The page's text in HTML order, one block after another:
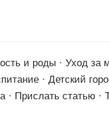
и роды · Уход за
· Детский
· Прислать статью ·